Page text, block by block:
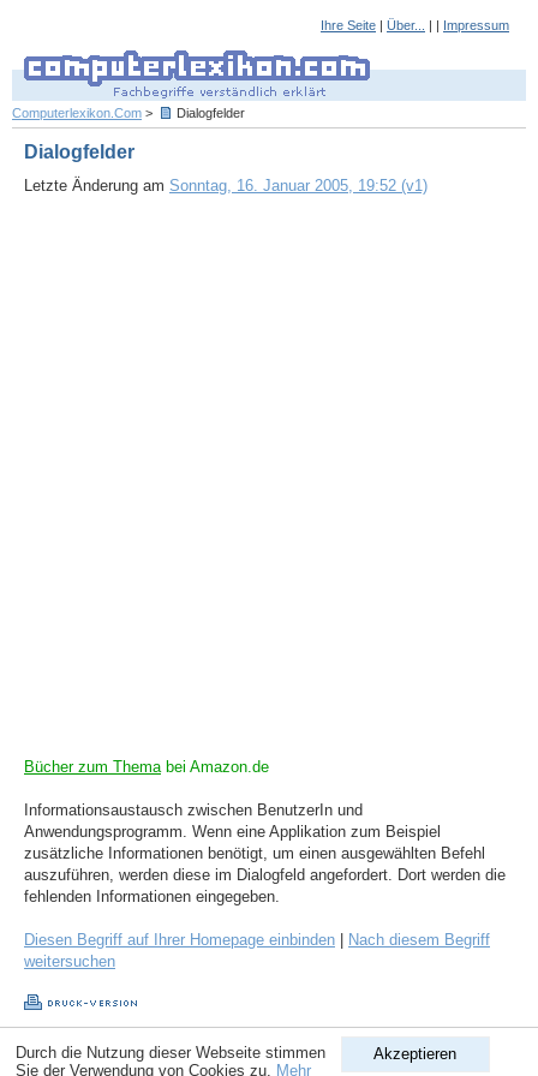
Ihre Seite | Über... | | Impressum
Computerlexikon.Com > Dialogfelder
Dialogfelder
Letzte Änderung am Sonntag, 16. Januar 2005, 19:52 (v1)
Bücher zum Themabei Amazon.de
Informationsaustausch zwischen BenutzerIn und
Anwendungsprogramm. Wenn eine Applikation zum Beispiel
zusätzliche Informationen benötigt, um einen ausgewählten Befehl
auszuführen, werden diese im Dialogfeld angefordert. Dort werden die
fehlenden Informationen eingegeben.
Diesen Begriff auf Ihrer Homepage einbinden
Nach diesem Begriff
weitersuchen
Akzeptieren
Durch die Nutzung dieser Webseite stimmen
Sie der Verwendung von Cookies zu. Mehr
Copyright © 1998-2026ComputerLexikon.Com| All rights reserved.